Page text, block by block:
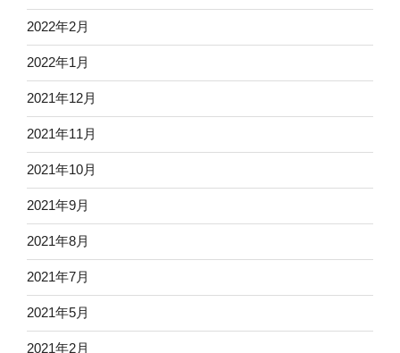
2022年2月
2022年1月
2021年12月
2021年11月
2021年10月
2021年9月
2021年8月
2021年7月
2021年5月
2021年2月